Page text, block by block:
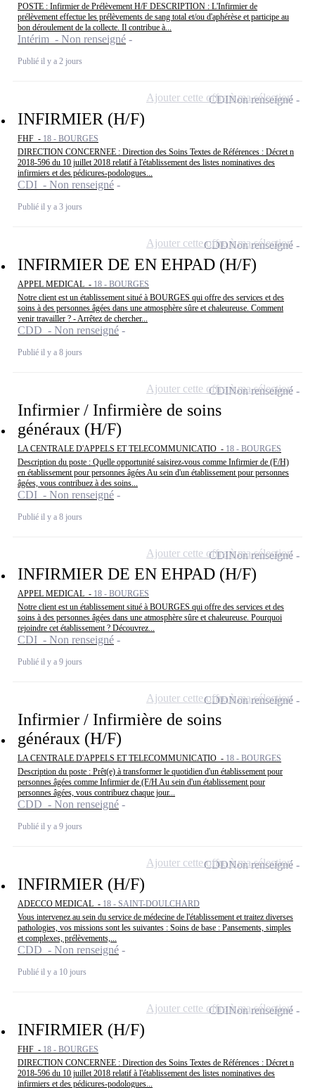
POSTE : Infirmier de Prélèvement H/F DESCRIPTION : L'Infirmier de
prélèvement effectue les prélèvements de sang total et/ou d'aphérèse et participe au
bon déroulement de la collecte. Il contribue à...
Intérim - Non renseigné
Publié il y a 2 jours
INFIRMIER (H/F)
FHF - 18 - BOURGES
DIRECTION CONCERNEE : Direction des Soins Textes de Références : Décret n
2018-596 du 10 juillet 2018 relatif à l'établissement des listes nominatives des
infirmiers et des pédicures-podologues...
CDI - Non renseigné
Publié il y a 3 jours
CDINon renseigné
Ajouter cette offre à ma sélection
INFIRMIER DE EN EHPAD (H/F)
APPEL MEDICAL - 18 - BOURGES
Notre client est un établissement situé à BOURGES qui offre des services et des
soins à des personnes âgées dans une atmosphère sûre et chaleureuse. Comment
venir travailler ? - Arrêtez de chercher...
CDD - Non renseigné
Publié il y a 8 jours
CDDNon renseigné
Ajouter cette offre à ma sélection
Infirmier / Infirmière de soins
généraux (H/F)
LA CENTRALE D'APPELS ET TELECOMMUNICATIO - 18 - BOURGES
Description du poste : Quelle opportunité saisirez-vous comme Infirmier de (F/H)
en établissement pour personnes âgées Au sein d'un établissement pour personnes
âgées, vous contribuez à des soins...
CDI - Non renseigné
Publié il y a 8 jours
CDINon renseigné
Ajouter cette offre à ma sélection
INFIRMIER DE EN EHPAD (H/F)
APPEL MEDICAL - 18 - BOURGES
Notre client est un établissement situé à BOURGES qui offre des services et des
soins à des personnes âgées dans une atmosphère sûre et chaleureuse. Pourquoi
rejoindre cet établissement ? Découvrez...
CDI - Non renseigné
Publié il y a 9 jours
CDINon renseigné
Ajouter cette offre à ma sélection
Infirmier / Infirmière de soins
généraux (H/F)
LA CENTRALE D'APPELS ET TELECOMMUNICATIO - 18 - BOURGES
Description du poste : Prêt(e) à transformer le quotidien d'un établissement pour
personnes âgées comme Infirmier de (F/H Au sein d'un établissement pour
personnes âgées, vous contribuez chaque jour...
CDD - Non renseigné
Publié il y a 9 jours
CDDNon renseigné
Ajouter cette offre à ma sélection
INFIRMIER (H/F)
ADECCO MEDICAL - 18 - SAINT-DOULCHARD
Vous intervenez au sein du service de médecine de l'établissement et traitez diverses
pathologies, vos missions sont les suivantes : Soins de base : Pansements, simples
et complexes, prélèvements,...
CDD - Non renseigné
Publié il y a 10 jours
CDDNon renseigné
Ajouter cette offre à ma sélection
INFIRMIER (H/F)
FHF - 18 - BOURGES
DIRECTION CONCERNEE : Direction des Soins Textes de Références : Décret n
2018-596 du 10 juillet 2018 relatif à l'établissement des listes nominatives des
infirmiers et des pédicures-podologues...
CDINon renseigné
Ajouter cette offre à ma sélection